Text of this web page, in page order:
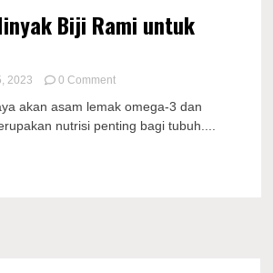
Biji Rami untuk
2023 0 Commenton
Khasiat
Minyak
akan asam lemak omega-3 dan
nutrisi penting bagi tubuh....